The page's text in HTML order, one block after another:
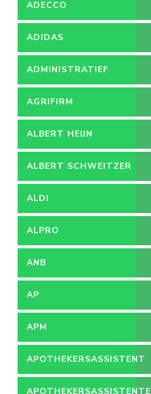
ADECCO
ADIDAS
ADMINISTRATIEF
MEDEWERKER
AGRIFIRM
ALBERT HEIJN
ALBERT SCHWEITZER
ZIEKENHUIS
ALDI
ALPRO
ANB
AP
APM
APOTHEKERSASSISTENT
APOTHEKERSASSISTENTE